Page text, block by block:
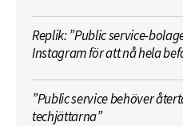
Replik: ”Public service-
Instagram för att nå hela
”Public service behöver
techjättarna”